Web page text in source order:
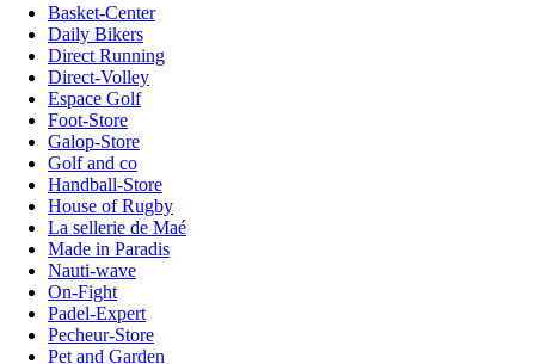
Basket-Center
Daily Bikers
Direct Running
Direct-Volley
Espace Golf
Foot-Store
Galop-Store
Golf and co
Handball-Store
House of Rugby
La sellerie de Maé
Made in Paradis
Nauti-wave
On-Fight
Padel-Expert
Pecheur-Store
Pet and Garden